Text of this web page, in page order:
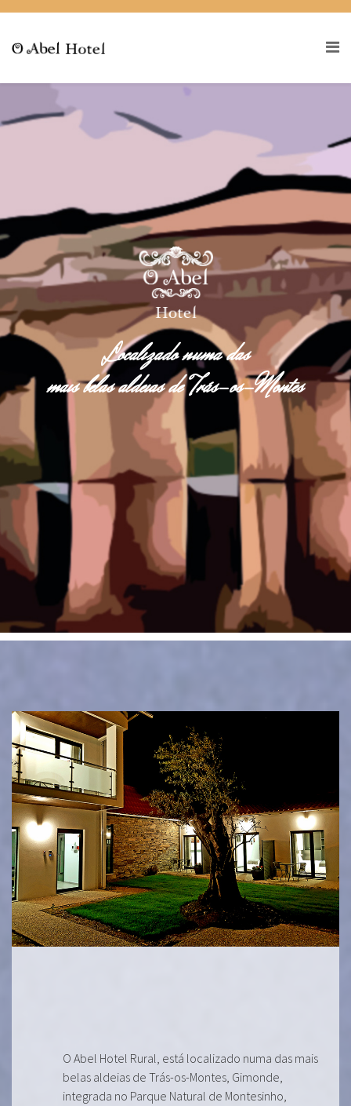
Localizado numa das
mais belas aldeias de Trás-os-Montes
O Abel Hotel Rural, está localizado numa das mais
belas aldeias de Trás-os-Montes, Gimonde,
integrada no Parque Natural de Montesinho,